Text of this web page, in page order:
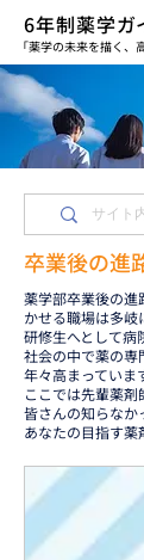
6年制薬学ガ
「薬学の未来を描く、
卒業後の進
薬学部卒業後の進
かせる職場は多岐
研修生へとして病
社会の中で薬の専
年々高まっていま
ここでは先輩薬剤
皆さんの知らなか
あなたの目指す薬